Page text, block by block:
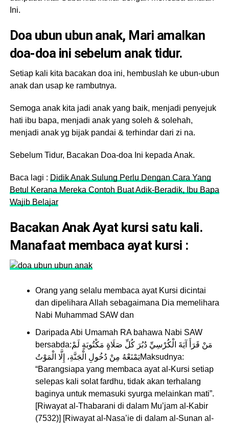
Ini.
Doa ubun ubun anak, Mari amalkan
doa-doa ini sebelum anak tidur.
Setiap kali kita bacakan doa ini, hembuslah ke ubun-ubun
anak dan usap ke rambutnya.
Semoga anak kita jadi anak yang baik, menjadi penyejuk
hati ibu bapa, menjadi anak yang soleh & solehah,
menjadi anak yg bijak pandai & terhindar dari zi na.
Sebelum Tidur, Bacakan Doa-doa Ini kepada Anak.
Baca lagi : Didik Anak Sulung Perlu Dengan Cara Yang
Betul Kerana Mereka Contoh Buat Adik-Beradik, Ibu Bapa
Wajib Belajar
Bacakan Anak Ayat kursi satu kali.
Manafaat membaca ayat kursi :
Orang yang selalu membaca ayat Kursi dicintai
dan dipelihara Allah sebagaimana Dia memelihara
Nabi Muhammad SAW dan
Daripada Abi Umamah RA bahawa Nabi SAW
bersabda:مَنْ قَرَأَ آيَةَ الْكُرْسِيِّ دُبُرَ كُلِّ صَلَاةٍ مَكْتُوبَةٍ لَمْ
يَمْنَعْهُ مِنْ دُخُولِ الْجَنَّةِ، إِلَّا الْمَوْتُMaksudnya:
“Barangsiapa yang membaca ayat al-Kursi setiap
selepas kali solat fardhu, tidak akan terhalang
baginya untuk memasuki syurga melainkan mati”.
[Riwayat al-Thabarani di dalam Mu’jam al-Kabir
(7532)] [Riwayat al-Nasa’ie di dalam al-Sunan al-